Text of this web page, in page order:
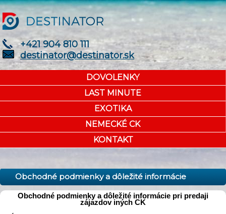
+421 904 810 111
destinator@destinator.sk
DOVOLENKY
LAST MINUTE
EXOTIKA
NEMECKÉ CK
KONTAKT
Obchodné podmienky a dôležité informácie
Obchodné podmienky a dôležité informácie pri predaji
zájazdov iných CK